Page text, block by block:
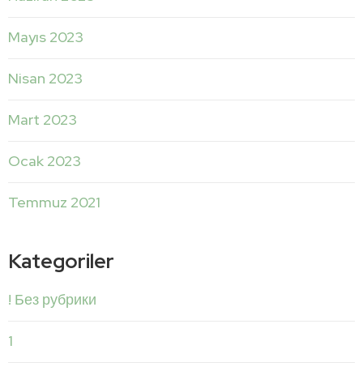
Mayıs 2023
Nisan 2023
Mart 2023
Ocak 2023
Temmuz 2021
Kategoriler
! Без рубрики
1